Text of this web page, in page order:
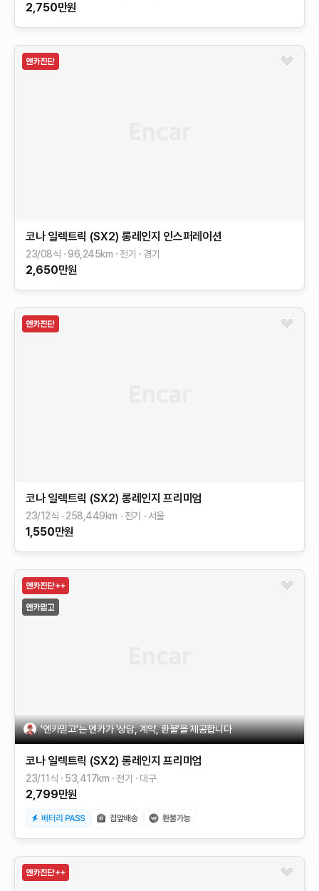
2,750만원
코나 일렉트릭 (SX2) 롱레인지 인스퍼레이션
23/08식 96,245km 전기 경기
2,650만원
코나 일렉트릭 (SX2) 롱레인지 프리미엄
23/12식 258,449km 전기 서울
1,550만원
'엔카믿고'는 엔카가 '상담, 계약, 환불'을 제공합니다
코나 일렉트릭 (SX2) 롱레인지 프리미엄
23/11식 53,417km 전기 대구
2,799만원